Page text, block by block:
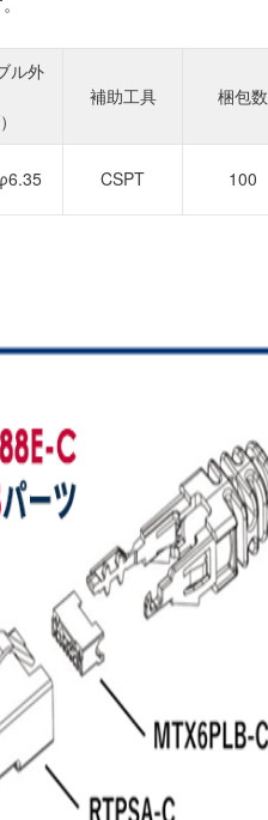
ル外
補助工具 梱包数
CSPT 100